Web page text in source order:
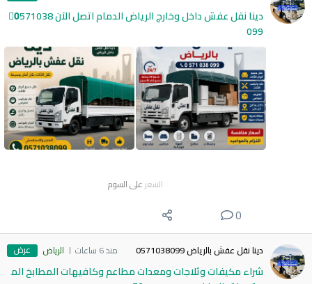
دينا نقل عفش داخل وخارج الرياض الدمام اتصل الآن 0َ571038
099
السعر على السوم
0
دينا نقل عفش بالرياض 0571038099 منذ 6 ساعات الرياض عرض
شراء مكيفات وثلاجات ومعدات مطاعم وكافيهات المطابخ الم